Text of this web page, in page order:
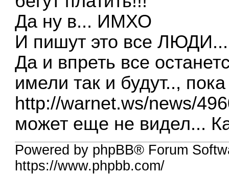
Да ну в... ИМХО
И пишут это все ЛЮДИ...
Да и впреть все
имели так и будут..,
http://warnet.ws/news/
может еще не видел...
Powered by phpBB® Forum
https://www.phpbb.com/